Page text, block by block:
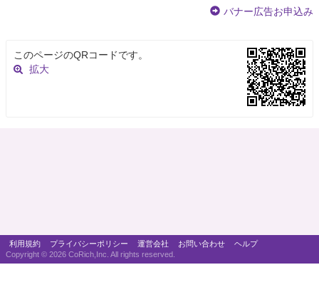
バナー広告お申込み
このページのQRコードです。
拡大
利用規約 プライバシーポリシー 運営会社 お問い合わせ
ヘルプ
Copyright © 2026 CoRich,Inc. All rights reserved.